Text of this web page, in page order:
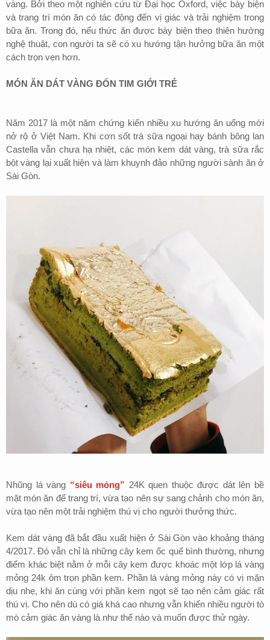
vàng. Bởi theo một nghiên cứu từ Đại học Oxford, việc bày biện
và trang trí món ăn có tác động đến vị giác và trải nghiệm trong
bữa ăn. Trong đó, nếu thức ăn được bày biện theo thiên hướng
nghệ thuật, con người ta sẽ có xu hướng tận hưởng bữa ăn một
cách trọn vẹn hơn.
MÓN ĂN DÁT VÀNG ĐỐN TIM GIỚI TRẺ
Năm 2017 là một năm chứng kiến nhiều xu hướng ăn uống mới
nở rộ ở Việt Nam. Khi cơn sốt trà sữa ngoại hay bánh bông lan
Castella vẫn chưa hạ nhiệt, các món kem dát vàng, trà sữa rắc
bột vàng lại xuất hiện và làm khuynh đảo những người sành ăn ở
Sài Gòn.
Nhũng lá vàng “siêu mỏng” 24K quen thuộc được dát lên bề
mặt món ăn để trang trí, vừa tạo nên sự sang chảnh cho món ăn,
vừa tạo nên một trải nghiệm thú vị cho người thưởng thức.
Kem dát vàng đã bắt đầu xuất hiện ở Sài Gòn vào khoảng tháng
4/2017. Đó vẫn chỉ là những cây kem ốc quế bình thường, nhưng
điểm khác biệt nằm ở mỗi cây kem được khoác một lớp lá vàng
mỏng 24k ôm trọn phần kem. Phần lá vàng mỏng này có vị mặn
dịu nhẹ, khi ăn cùng với phần kem ngọt sẽ tạo nên cảm giác rất
thú vị. Cho nên dù có giá khá cao nhưng vẫn khiến nhiều người tò
mò cảm giác ăn vàng là như thế nào và muốn được thử ngày.